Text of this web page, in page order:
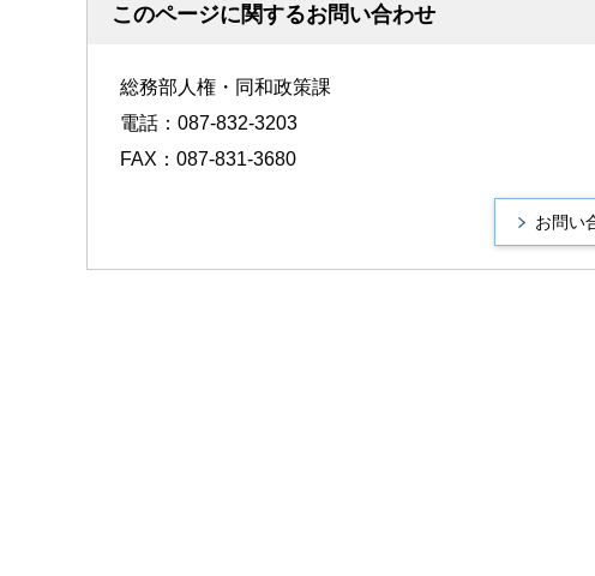
このページに関するお問い合わせ
総務部人権・同和政策課
電話：087-832-3203
FAX：087-831-3680